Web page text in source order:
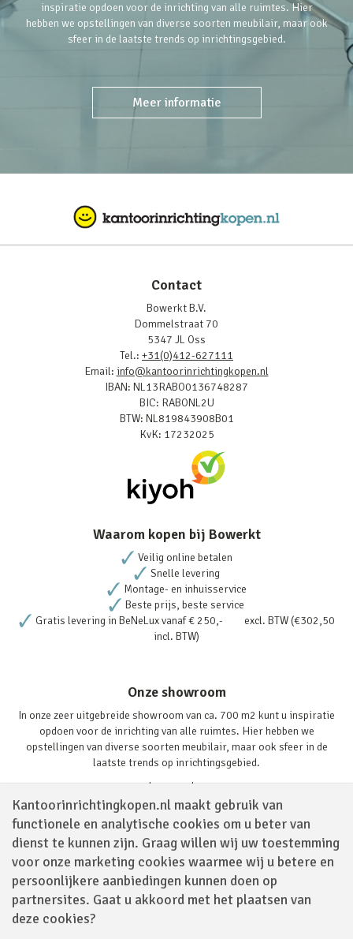
Kantoorinrichtingkopen.nl maakt gebruik van
functionele en analytische cookies om u beter van
dienst te kunnen zijn. Graag willen wij uw toestemming
voor onze marketing cookies waarmee wij u betere en
persoonlijkere aanbiedingen kunnen doen op
partnersites. Gaat u akkoord met het plaatsen van
deze cookies?
inspiratie opdoen voor de inrichting van alle ruimtes. Hier
hebben we opstellingen van diverse soorten meubilair, maar ook
sfeer in de laatste trends op inrichtingsgebied.
Meer informatie
Contact
Bowerkt B.V.
Dommelstraat 70
5347 JL Oss
Tel.: +31(0)412-627111
Email: info@kantoorinrichtingkopen.nl
IBAN: NL13RABO0136748287
BIC: RABONL2U
BTW: NL819843908B01
KvK: 17232025
Waarom kopen bij Bowerkt
Veilig online betalen
Snelle levering
Montage- en inhuisservice
Beste prijs, beste service
Gratis levering in BeNeLux vanaf € 250,- excl. BTW (€302,50
incl. BTW)
Onze showroom
In onze zeer uitgebreide showroom van ca. 700 m2 kunt u inspiratie
opdoen voor de inrichting van alle ruimtes. Hier hebben we
opstellingen van diverse soorten meubilair, maar ook sfeer in de
laatste trends op inrichtingsgebied.
Lees verder